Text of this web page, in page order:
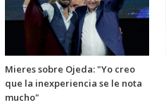
Mieres sobre Ojeda: "Yo creo
que la inexperiencia se le nota
mucho"